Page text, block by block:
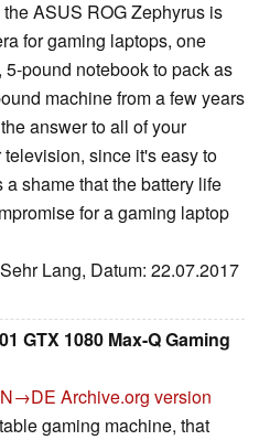
ASUS ROG Zephyrus is
for gaming laptops, one
pound notebook to pack as
machine from a few years
answer to all of your
since it's easy to
shame that the battery life
for a gaming laptop
Lang, Datum: 22.07.2017
GTX 1080 Max-Q Gaming
Archive.org version
gaming machine, that